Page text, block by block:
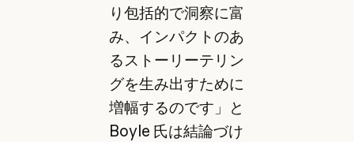
り包括的で洞察に富
み、インパクトのあ
るストーリーテリン
グを生み出すために
増幅するのです」と
Boyle 氏は結論づけ